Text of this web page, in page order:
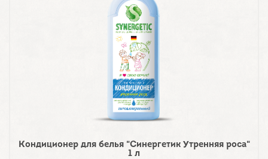
Кондиционер для белья "Синергетик Утренняя роса"
1 л